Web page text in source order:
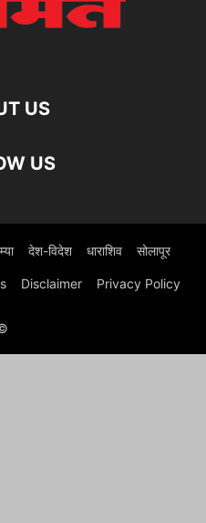
US
US
देश-विदेश धाराशिव सोलापूर
Disclaimer Privacy Policy